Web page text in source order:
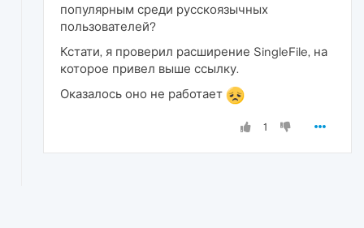
популярным среди русскоязычных
пользователей?
Кстати, я проверил расширение SingleFile, на
которое привел выше ссылку.
Оказалось оно не работает
1